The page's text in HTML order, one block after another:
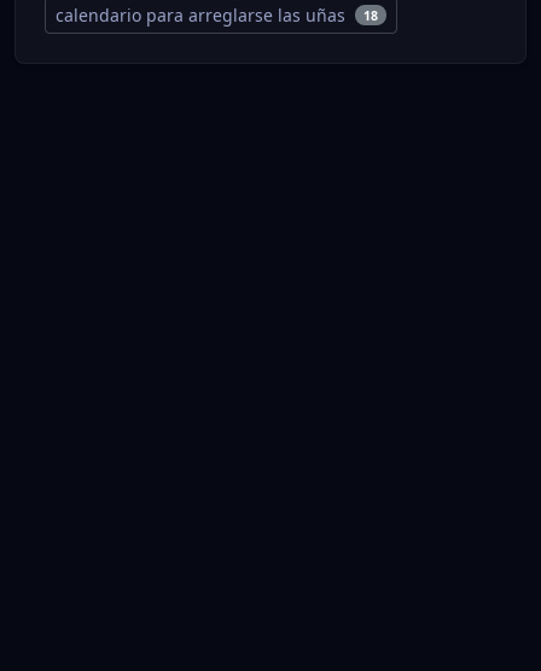
calendario para arreglarse las uñas 18